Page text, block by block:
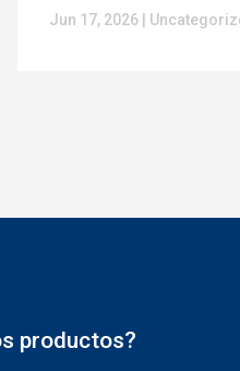
Jun 17, 2026|
productos?